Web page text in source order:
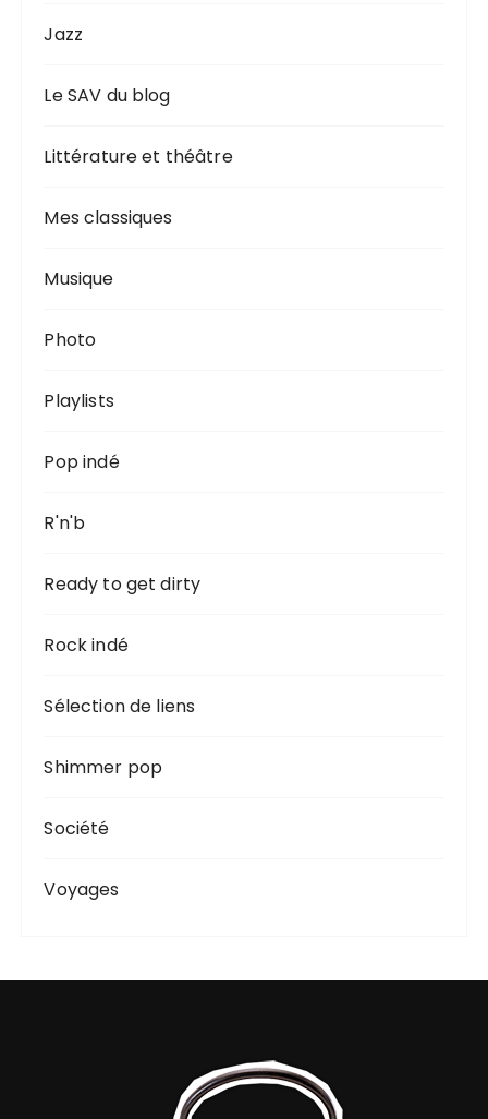
Jazz
Le SAV du blog
Littérature et théâtre
Mes classiques
Musique
Photo
Playlists
Pop indé
R'n'b
Ready to get dirty
Rock indé
Sélection de liens
Shimmer pop
Société
Voyages